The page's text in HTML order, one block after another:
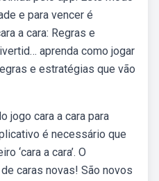
e para vencer é
a cara: Regras e
aprenda como jogar
e estratégias que vão
jogo cara a cara para
é necessário que
‘cara a cara’. O
caras novas! São novos